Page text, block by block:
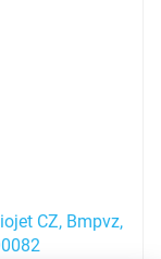
CZ, Bmpvz,